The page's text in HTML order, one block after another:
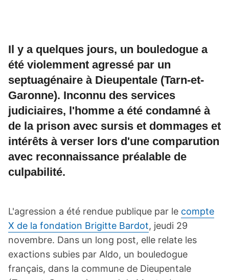
Il y a quelques jours, un bouledogue a
été violemment agressé par un
septuagénaire à Dieupentale (Tarn-et-
Garonne). Inconnu des services
judiciaires, l'homme a été condamné à
de la prison avec sursis et dommages et
intérêts à verser lors d'une comparution
avec reconnaissance préalable de
culpabilité.
L'agression a été rendue publique par le compte
X de la fondation Brigitte Bardot, jeudi 29
novembre. Dans un long post, elle relate les
exactions subies par Aldo, un bouledogue
français, dans la commune de Dieupentale